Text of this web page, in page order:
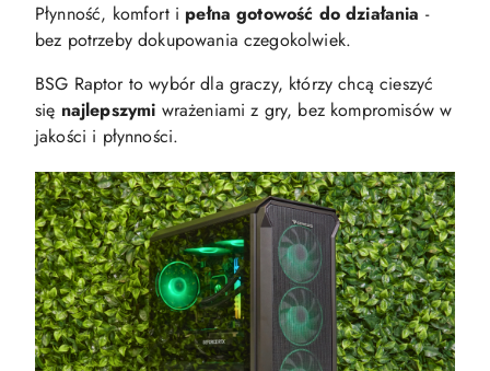
Płynność, komfort i pełna gotowość do działania -
bez potrzeby dokupowania czegokolwiek.
BSG Raptor to wybór dla graczy, którzy chcą cieszyć
się najlepszymi wrażeniami z gry, bez kompromisów w
jakości i płynności.